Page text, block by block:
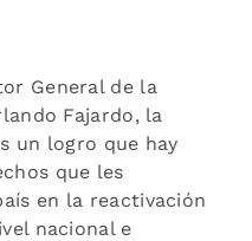
General de la
Fajardo, la
un logro que hay
que les
en la reactivación
nacional e